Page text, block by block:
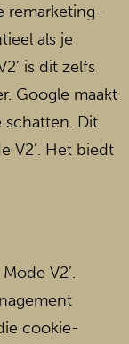
remarketing-
als je
is dit zelfs
Google maakt
schatten. Dit
V2’. Het biedt
V2’.
cookie-